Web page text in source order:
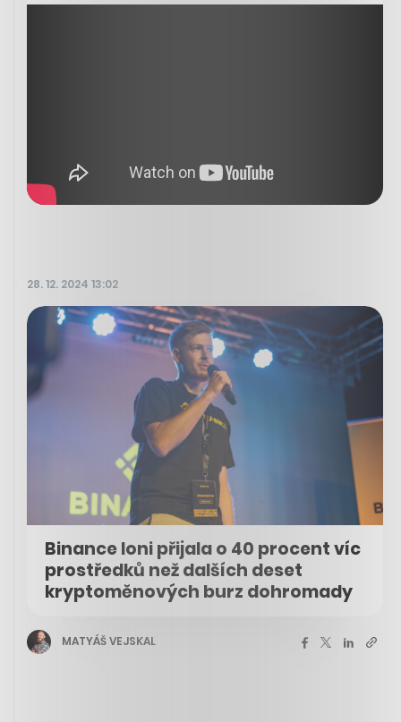
28. 12. 2024 13:02
Binance loni přijala o 40 procent víc
prostředků než dalších deset
kryptoměnových burz dohromady
MATYÁŠ VEJSKAL